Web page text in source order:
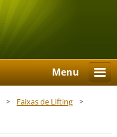
Menu
> Faixas de Lifting
>